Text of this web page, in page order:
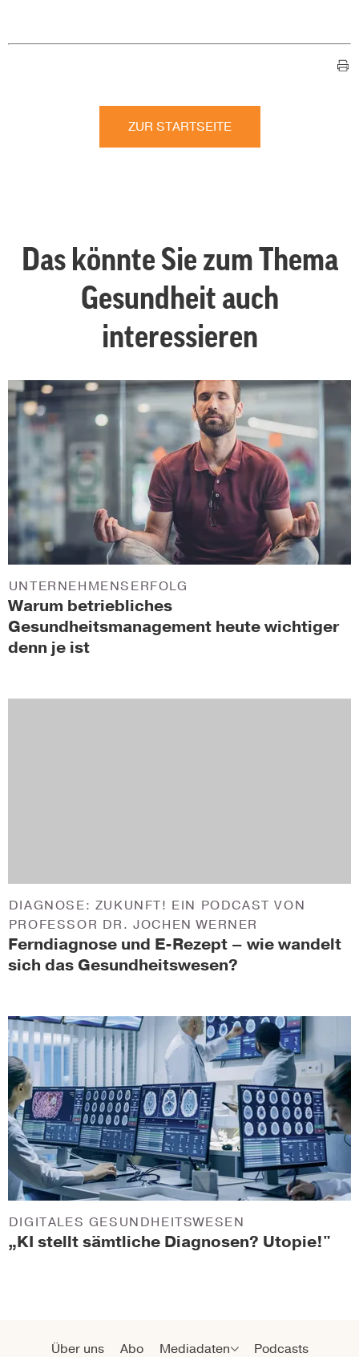
ZUR STARTSEITE
Das könnte Sie zum Thema
Gesundheit auch
interessieren
Warum betriebliches
Gesundheitsmanagement heute wichtiger
denn je ist
UNTERNEHMENSERFOLG
Ferndiagnose und E-Rezept – wie wandelt
sich das Gesundheitswesen?
DIAGNOSE: ZUKUNFT! EIN PODCAST VON
PROFESSOR DR. JOCHEN WERNER
„KI stellt sämtliche Diagnosen? Utopie!"
DIGITALES GESUNDHEITSWESEN
Über uns Abo Mediadaten Podcasts